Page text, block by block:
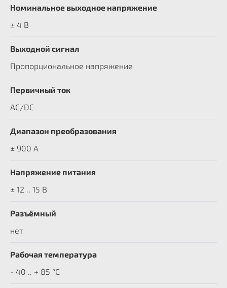
Номинальное выходное напряжение
± 4 В
Выходной сигнал
Пропорциональное напряжение
Первичный ток
AC/DC
Диапазон преобразования
± 900 A
Напряжение питания
± 12 .. 15 В
Разъёмный
нет
Рабочая температура
- 40 .. + 85 °C